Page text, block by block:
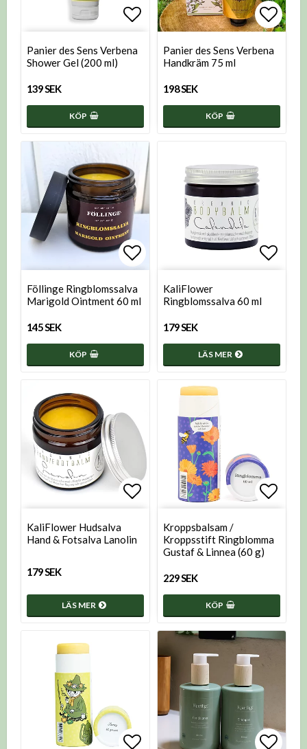
Lägg till i favoritlistan
Panier des Sens Verbena
Shower Gel (200 ml)
139 SEK
KÖP
Lägg
Panier des Sens Verbena
Handkräm 75 ml
198 SEK
KÖP
Lägg till i favoritlistan
Föllinge Ringblomssalva
Marigold Ointment 60 ml
145 SEK
KÖP
KaliFlower
Ringblomssalva 60 ml
179 SEK
LÄS MER
KaliFlower Hudsalva
Hand & Fotsalva Lanolin
179 SEK
LÄS MER
Kroppsbalsam /
Kroppsstift Ringblomma
Gustaf & Linnea (60 g)
229 SEK
KÖP